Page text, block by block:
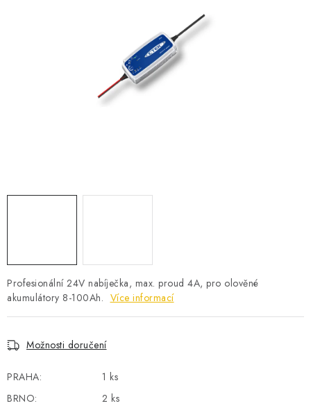
POWERBANKY
STARTOVACÍ ZDROJE
TESTERY BATERIÍ
BATERIE PRO VYSAVAČE
Profesionální 24V nabíječka, max. proud 4A, pro olověné
akumulátory 8-100Ah. Více informací
Možnosti doručení
PRAHA:
1 ks
BRNO:
2 ks